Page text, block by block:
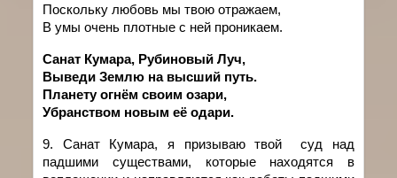
Поскольку любовь мы твою отражаем,
В умы очень плотные с ней проникаем.
Санат Кумара, Рубиновый Луч,
Выведи Землю на высший путь.
Планету огнём своим озари,
Убранством новым её одари.
9. Санат Кумара, я призываю твой
суд над
падшими существами, которые находятся в